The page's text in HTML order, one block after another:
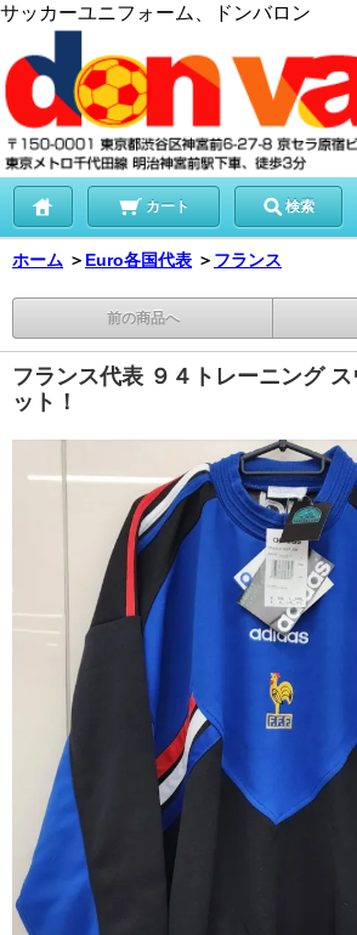
サッカーユニフォーム、ドンバロン
カート 検索
ホーム ＞ Euro各国代表 ＞ フランス
前の商品へ
フランス代表 ９４トレーニング
ット！